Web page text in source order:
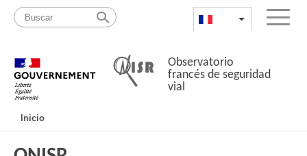
Pasar
contenido
Mapa
web
List additional
Menu
Observatorio
francés de seguridad
vial
principale
Inicio